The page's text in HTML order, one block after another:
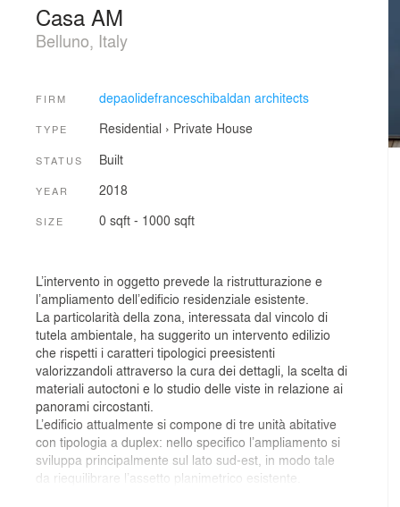
Casa AM
Belluno, Italy
FIRM depaolidefranceschibaldan architects
TYPE Residential › Private House
STATUS Built
YEAR 2018
SIZE 0 sqft - 1000 sqft
L’intervento in oggetto prevede la ristrutturazione e
l’ampliamento dell’edificio residenziale esistente.
La particolarità della zona, interessata dal vincolo di
tutela ambientale, ha suggerito un intervento edilizio
che rispetti i caratteri tipologici preesistenti
valorizzandoli attraverso la cura dei dettagli, la scelta di
materiali autoctoni e lo studio delle viste in relazione ai
panorami circostanti.
L’edificio attualmente si compone di tre unità abitative
con tipologia a duplex: nello specifico l’ampliamento si
sviluppa principalmente sul lato sud-est, in modo tale
da riequilibrare l’assetto planimetrico esistente.